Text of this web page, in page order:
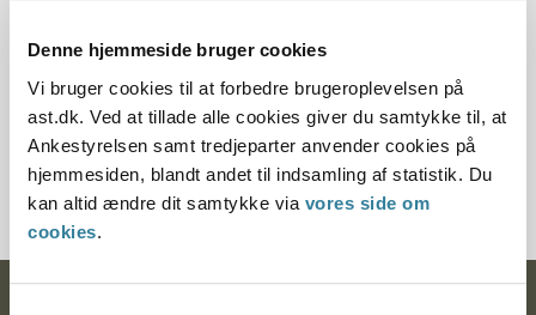
Denne hjemmeside bruger cookies
Vi bruger cookies til at forbedre brugeroplevelsen på
ast.dk. Ved at tillade alle cookies giver du samtykke til, at
Ankestyrelsen samt tredjeparter anvender cookies på
hjemmesiden, blandt andet til indsamling af statistik. Du
kan altid ændre dit samtykke via vores side om
cookies.
Journalnummer
4000089-01